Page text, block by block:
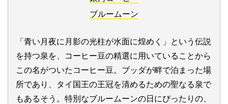
ブルームーン
「青い月夜に月影の光柱が水面に煌めく」という伝説
を持つ泉を、コーヒー豆の精選に用いていることから
この名がついたコーヒー豆。ブッダが畔で泊まった場
所であり、タイ国王の王冠を清めるための聖なる泉で
もあるそう。特別なブルームーンの日にぴったりの、